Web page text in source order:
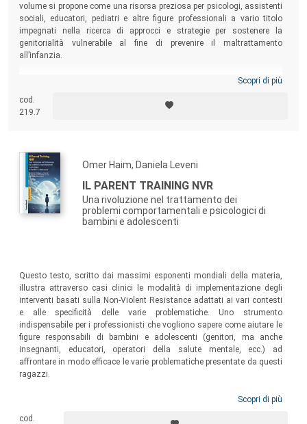
volume si propone come una risorsa preziosa per psicologi, assistenti
sociali, educatori, pediatri e altre figure professionali a vario titolo
impegnati nella ricerca di approcci e strategie per sostenere la
genitorialità vulnerabile al fine di prevenire il maltrattamento
all’infanzia.
Scopri di più
cod.
219.7
Omer Haim, Daniela Leveni
IL PARENT TRAINING NVR
Una rivoluzione nel trattamento dei
problemi comportamentali e psicologici di
bambini e adolescenti
Questo testo, scritto dai massimi esponenti mondiali della materia,
illustra attraverso casi clinici le modalità di implementazione degli
interventi basati sulla Non-Violent Resistance adattati ai vari contesti
e alle specificità delle varie problematiche. Uno strumento
indispensabile per i professionisti che vogliono sapere come aiutare le
figure responsabili di bambini e adolescenti (genitori, ma anche
insegnanti, educatori, operatori della salute mentale, ecc.) ad
affrontare in modo efficace le varie problematiche presentate da questi
ragazzi.
Scopri di più
cod.